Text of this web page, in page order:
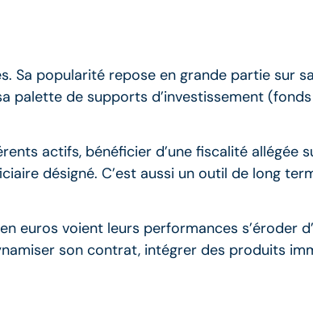
Sa popularité repose en grande partie sur
palette de supports d’investissement
actifs, bénéficier d’une fiscalité allégée
désigné. C’est aussi un outil de long
euros voient leurs performances s’éroder
son contrat, intégrer des produits